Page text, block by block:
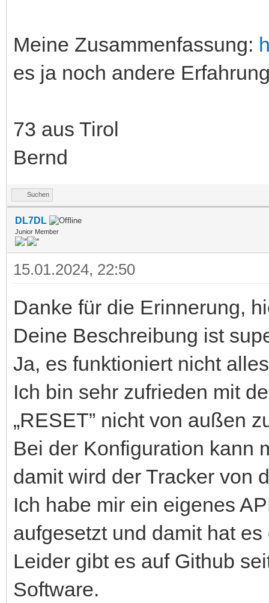
Meine Zusammenfassung:
es ja noch andere
73 aus Tirol
Bernd
Suchen
DL7DL
Junior Member
15.01.2024, 22:50
Danke für die Erinnerung,
Deine Beschreibung ist
Ja, es funktioniert nicht
Ich bin sehr zufrieden mit
„RESET” nicht von außen
Bei der Konfiguration kann
damit wird der Tracker von
Ich habe mir ein eigenes
aufgesetzt und damit hat
Leider gibt es auf Github
Software.